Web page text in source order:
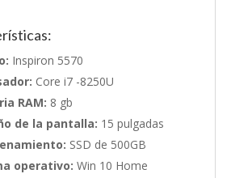
Inspiron 5570
Core i7 -8250U
RAM: 8 gb
de la pantalla: 15 pulgadas
SSD de 500GB
operativo: Win 10 Home